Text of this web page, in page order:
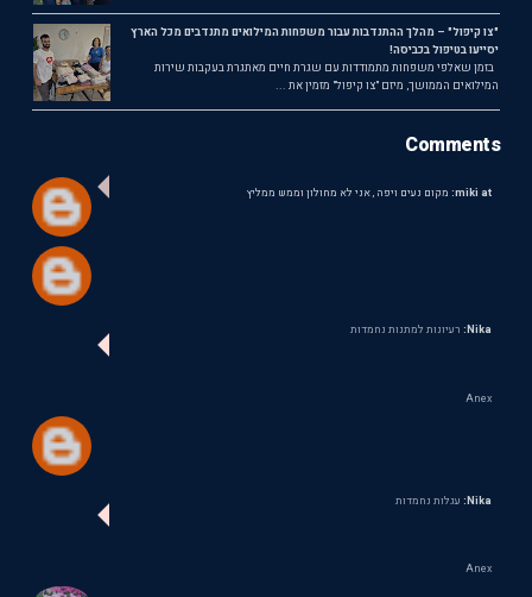
"צו קיפול" – מהלך ההתנדבות עבור משפחות המילואים מתנדבים מכל הארץ
יסייעו בטיפול בכביסה!
בזמן שאלפי משפחות מתמודדות עם שגרת חיים מאתגרת בעקבות שירות
המילואים הממושך, מיזם "צו קיפול" מזמין את ...
Comments
miki at: מקום נעים ויפה , אני לא מחולון וממש ממליץ
Nika: רעיונות למתנות נחמדות
Anex
Nika: עגלות נחמדות
Anex